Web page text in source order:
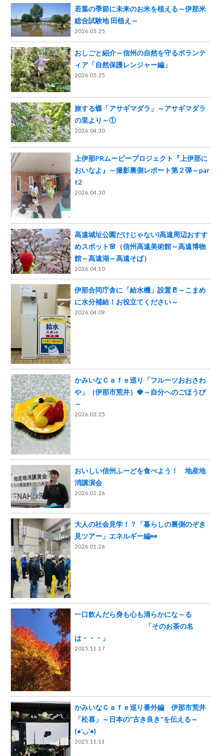
若葉の季節に未来のお米を植える～伊那米
総合試験地 田植え～
2026.05.25
おしごと紹介～信州の自然を守るボランテ
ィア「自然保護レンジャー編」
2026.05.25
旅する蝶「アサギマダラ」～アサギマダラ
の里より～①
2026.04.30
上伊那PRムービープロジェクト『上伊那に
おいなよ』～撮影裏側レポート第２弾～par
t2
2026.04.30
高遠城址公園だけじゃない❕高遠周辺おすす
めスポット🌸（信州高遠美術館～高遠博物
館～高遠湖～高遠そば）
2026.04.10
伊那合同庁舎に「給水機」設置🥛～こまめ
に水分補給！お役立てください～
2026.04.09
かみいなＣａｆｅ巡り「フルーツおおさわ
や」（伊那市荒井）🍓～自分へのごほうび
～
2026.03.25
おいしい信州ふーどを食べよう！ 地産地
消講演会
2026.02.26
大人の社会見学！？「暮らしの裏側のぞき
見ツアー」エネルギー編👀
2026.01.26
一口飲んだら身も心も清らかにな～る
「そのお茶の名
は・・・」
2025.11.17
かみいなＣａｆｅ巡り番外編 伊那市荒井
「松喜」～日本の“古き良き”を伝える～
(●’◡’●)
2025.11.11